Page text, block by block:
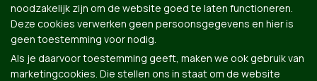
noodzakelijk zijn om de website goed te laten functioneren.
Deze cookies verwerken geen persoonsgegevens en hier is
geen toestemming voor nodig.
Als je daarvoor toestemming geeft, maken we ook gebruik van
marketingcookies. Die stellen ons in staat om de website